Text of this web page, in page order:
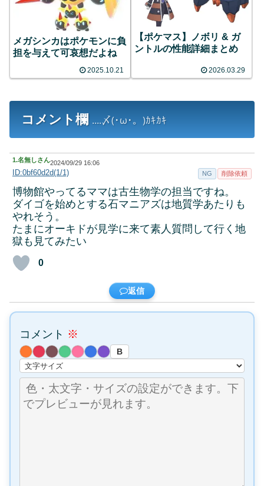
メガシンカはポケモンに負
担を与えて可哀想だよね
2025.10.21
【ポケマス】ノボリ & ガ
ントルの性能詳細まとめ
2026.03.29
コメント欄 ....〆(･ω･。)ｶｷｶｷ
1.名無しさん2024/09/29 16:06
ID:0bf60d2d(1/1) NG 削除依頼
博物館やってるママは古生物学の担当ですね。
ダイゴを始めとする石マニアズは地質学あたりも
やれそう。
たまにオーキドが見学に来て素人質問して行く地
獄も見てみたい
0
返信
コメント ※
B